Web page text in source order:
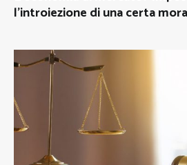
l’introiezione di una certa